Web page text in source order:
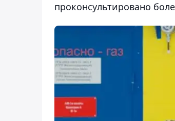
проконсультировано